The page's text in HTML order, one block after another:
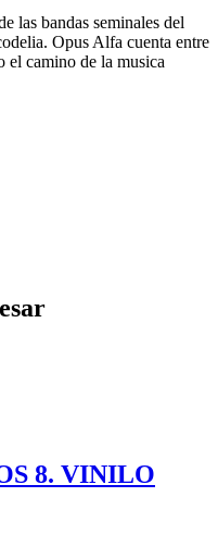
las bandas seminales del
Opus Alfa cuenta entre
el camino de la musica
8. VINILO